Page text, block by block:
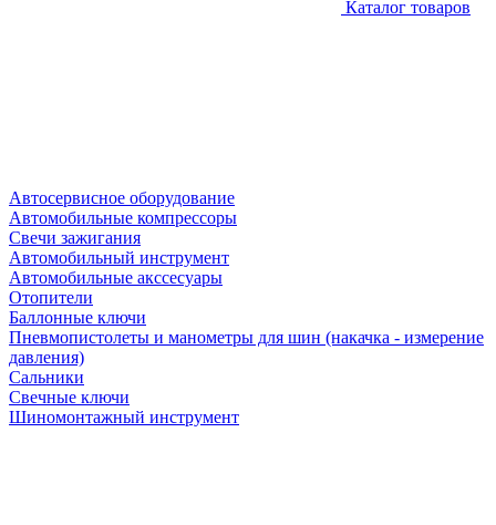
Каталог товаров
Автосервисное оборудование
Автомобильные компрессоры
Свечи зажигания
Автомобильный инструмент
Автомобильные акссесуары
Отопители
Баллонные ключи
Пневмопистолеты и манометры для шин (накачка - измерение
давления)
Сальники
Свечные ключи
Шиномонтажный инструмент